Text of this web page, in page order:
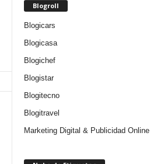
Blogroll
Blogicars
Blogicasa
Blogichef
Blogistar
Blogitecno
Blogitravel
Marketing Digital & Publicidad Online